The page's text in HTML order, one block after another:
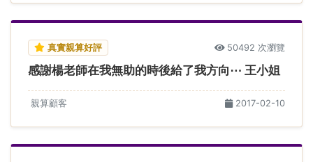
真實親算好評 50492 次瀏覽
感謝楊老師在我無助的時後給了我方向⋯ 王小姐
親算顧客 2017-02-10